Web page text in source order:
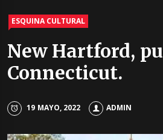
ESQUINA CULTURAL
New Hartford,
Connecticut.
19 MAYO, 2022 ADMIN